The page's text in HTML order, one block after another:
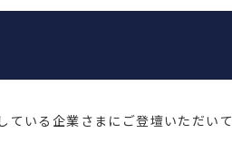
ている企業さまにご登壇いただいて